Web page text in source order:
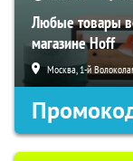
Любые товары
магазине Hoff
Москва, 1-й